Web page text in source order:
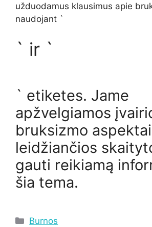
užduodamus klausimus apie
naudojant `
` ir `
` etiketes. Jame
apžvelgiamos
bruksizmo
leidžiančios
gauti reikiamą
šia tema.
Kategorijos
Burnos